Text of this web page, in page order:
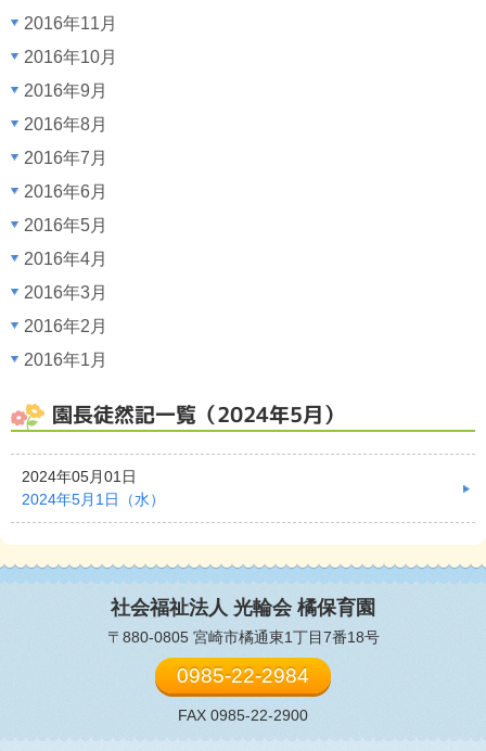
2016年11月
2016年10月
2016年9月
2016年8月
2016年7月
2016年6月
2016年5月
2016年4月
2016年3月
2016年2月
2016年1月
園長徒然記一覧（2024年5月）
2024年05月01日
2024年5月1日（水）
社会福祉法人 光輪会 橘保育園
〒880-0805 宮崎市橘通東1丁目7番18号
0985-22-2984
FAX 0985-22-2900